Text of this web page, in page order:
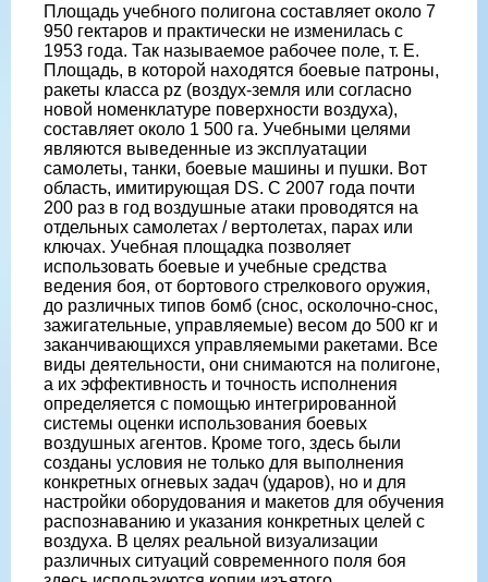
Площадь учебного полигона составляет около 7
950 гектаров и практически не изменилась с
1953 года. Так называемое рабочее поле, т. Е.
Площадь, в которой находятся боевые патроны,
ракеты класса pz (воздух-земля или согласно
новой номенклатуре поверхности воздуха),
составляет около 1 500 га. Учебными целями
являются выведенные из эксплуатации
самолеты, танки, боевые машины и пушки. Вот
область, имитирующая DS. С 2007 года почти
200 раз в год воздушные атаки проводятся на
отдельных самолетах / вертолетах, парах или
ключах. Учебная площадка позволяет
использовать боевые и учебные средства
ведения боя, от бортового стрелкового оружия,
до различных типов бомб (снос, осколочно-снос,
зажигательные, управляемые) весом до 500 кг и
заканчивающихся управляемыми ракетами. Все
виды деятельности, они снимаются на полигоне,
а их эффективность и точность исполнения
определяется с помощью интегрированной
системы оценки использования боевых
воздушных агентов. Кроме того, здесь были
созданы условия не только для выполнения
конкретных огневых задач (ударов), но и для
настройки оборудования и макетов для обучения
распознаванию и указания конкретных целей с
воздуха. В целях реальной визуализации
различных ситуаций современного поля боя